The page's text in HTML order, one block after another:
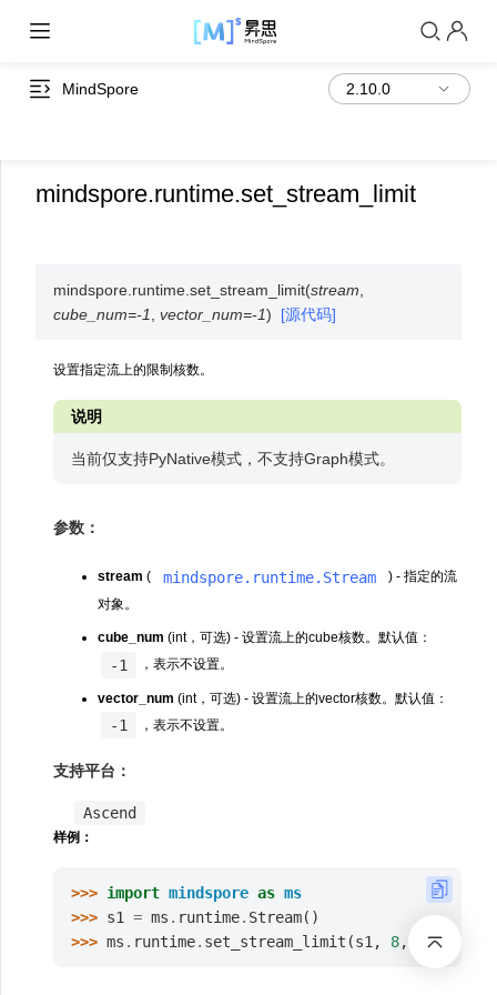
MindSpore
mindspore.runtime.set_stream_limit
mindspore.runtime.set_stream_limit(stream
cube_num=-1 ,vector_num=-1) [源代码]
设置指定流上的限制核数。
说明
当前仅支持PyNative模式，不支持Graph模式。
参数：
stream ( mindspore.runtime.Stream
) - 指定的流
对象。
cube_num (int，可选) - 设置流上的cube核数。默认值：
-1 ，表示不设置。
vector_num (int，可选) - 设置流上的vector核数。默认值：
-1 ，表示不设置。
支持平台：
Ascend
样例：
>>> import mindspore as ms
>>> s1 = ms . runtime. Stream()
>>> ms . runtime. set_stream_limit (s1, 8, )